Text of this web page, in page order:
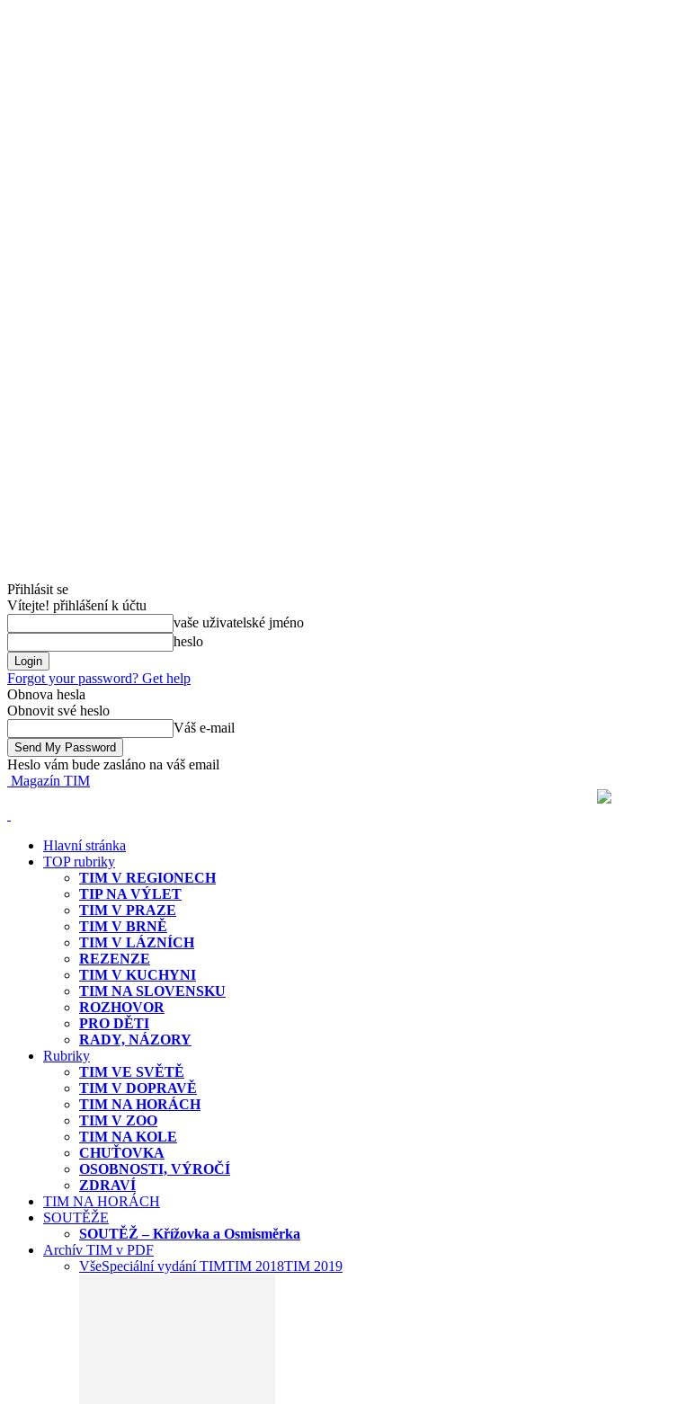
Přihlásit se
Vítejte! přihlášení k účtu
vaše uživatelské jméno
heslo
Forgot your password? Get help
Obnova hesla
Obnovit své heslo
Váš e-mail
Heslo vám bude zasláno na váš email
Magazín TIM
Hlavní stránka
TOP rubriky
TIM V REGIONECH
TIP NA VÝLET
TIM V PRAZE
TIM V BRNĚ
TIM V LÁZNÍCH
REZENZE
TIM V KUCHYNI
TIM NA SLOVENSKU
ROZHOVOR
PRO DĚTI
RADY, NÁZORY
Rubriky
TIM VE SVĚTĚ
TIM V DOPRAVĚ
TIM NA HORÁCH
TIM V ZOO
TIM NA KOLE
CHUŤOVKA
OSOBNOSTI, VÝROČÍ
ZDRAVÍ
TIM NA HORÁCH
SOUTĚŽE
SOUTĚŽ – Křížovka a Osmisměrka
Archív TIM v PDF
VšeSpeciální vydání TIMTIM 2018TIM 2019